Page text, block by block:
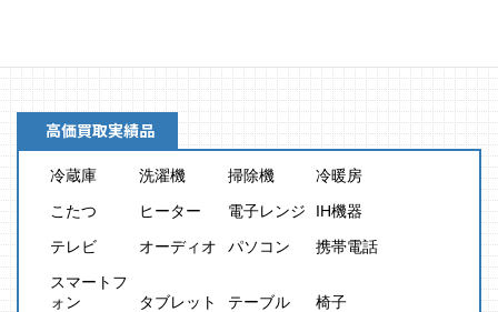
高価買取実績品
冷蔵庫 洗濯機 掃除機
冷暖房
こたつ
ヒーター 電子レンジ
IH機器
テレビ
オーディオ パソコン
携帯電話
スマートフ
ォン
タブレット テーブル
椅子